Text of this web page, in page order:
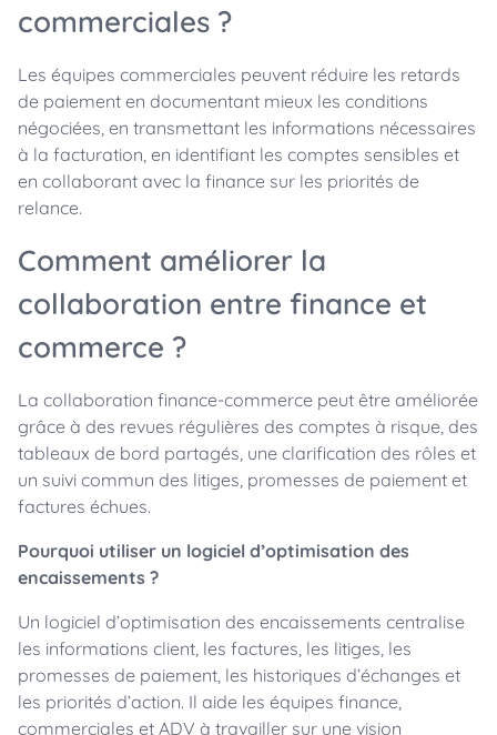
commerciales ?
Les équipes commerciales peuvent réduire les retards
de paiement en documentant mieux les conditions
négociées, en transmettant les informations nécessaires
à la facturation, en identifiant les comptes sensibles et
en collaborant avec la finance sur les priorités de
relance.
Comment améliorer la
collaboration entre finance et
commerce ?
La collaboration finance-commerce peut être améliorée
grâce à des revues régulières des comptes à risque, des
tableaux de bord partagés, une clarification des rôles et
un suivi commun des litiges, promesses de paiement et
factures échues.
Pourquoi utiliser un logiciel d’optimisation des
encaissements ?
Un logiciel d’optimisation des encaissements centralise
les informations client, les factures, les litiges, les
promesses de paiement, les historiques d’échanges et
les priorités d’action. Il aide les équipes finance,
commerciales et ADV à travailler sur une vision